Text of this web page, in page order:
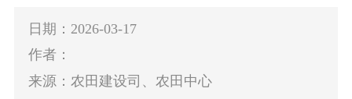
日期：2026-03-17
作者：
来源：农田建设司、农田中心